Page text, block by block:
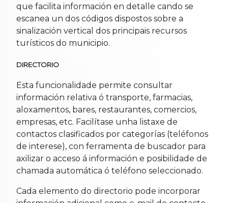
que facilita información en detalle cando se
escanea un dos códigos dispostos sobre a
sinalización vertical dos principais recursos
turísticos do municipio.
DIRECTORIO
Esta funcionalidade permite consultar
información relativa ó transporte, farmacias,
aloxamentos, bares, restaurantes, comercios,
empresas, etc. Facilítase unha listaxe de
contactos clasificados por categorías (teléfonos
de interese), con ferramenta de buscador para
axilizar o acceso á información e posibilidade de
chamada automática ó teléfono seleccionado.
Cada elemento do directorio pode incorporar